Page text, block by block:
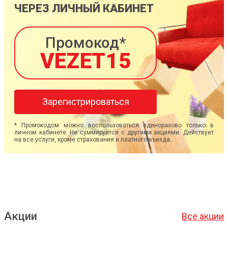
ЧЕРЕЗ ЛИЧНЫЙ КАБИНЕТ
Промокод*
VEZET15
Зарегистрироваться
* Промокодом можно воспользоваться единоразово только в
личном кабинете. Не суммируется с другими акциями. Действует
на все услуги, кроме страхования и платного въезда.
Акции Все акции